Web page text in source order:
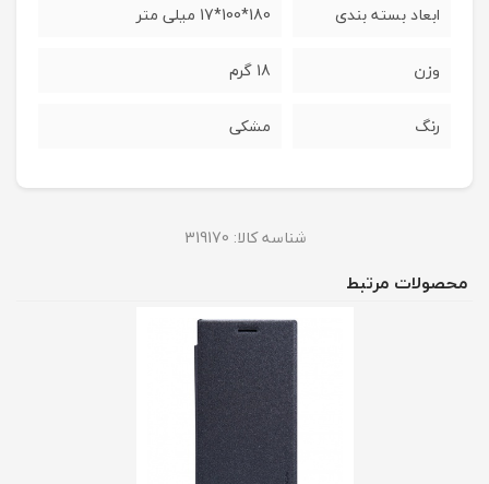
ابعاد بسته بندی 180*100*17 میلی متر
وزن 18 گرم
رنگ مشکی
شناسه کالا: 319170
محصولات مرتبط